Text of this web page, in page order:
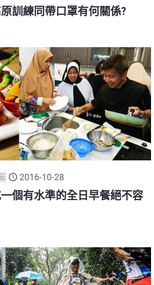
原訓練同帶口罩有何關係?
2016-10-28
一個有水準的全日早餐絕不容